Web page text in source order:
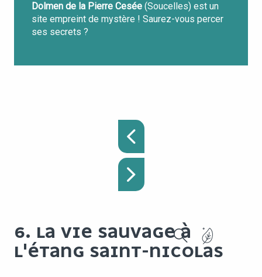
Recherche
Dolmen de la Pierre Cesée (Soucelles) est un
site empreint de mystère ! Saurez-vous percer
ses secrets ?
6. LA VIE SAUVAGE À
L'ÉTANG SAINT-NICOLAS